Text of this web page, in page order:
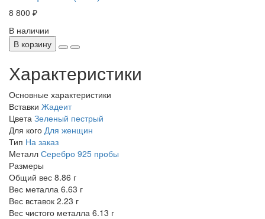
8 800 ₽
В наличии
В корзину
Характеристики
Основные характеристики
Вставки Жадеит
Цвета Зеленый пестрый
Для кого Для женщин
Тип На заказ
Металл Серебро 925 пробы
Размеры
Общий вес 8.86 г
Вес металла 6.63 г
Вес вставок 2.23 г
Вес чистого металла 6.13 г